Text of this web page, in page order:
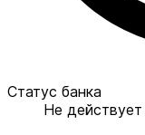
Статус банка
Не